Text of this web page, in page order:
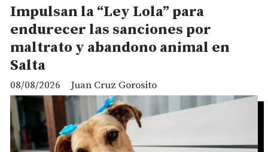
Impulsan la “Ley Lola” para
endurecer las sanciones por
maltrato y abandono animal en
Salta
Juan Cruz Gorosito
08/08/2026